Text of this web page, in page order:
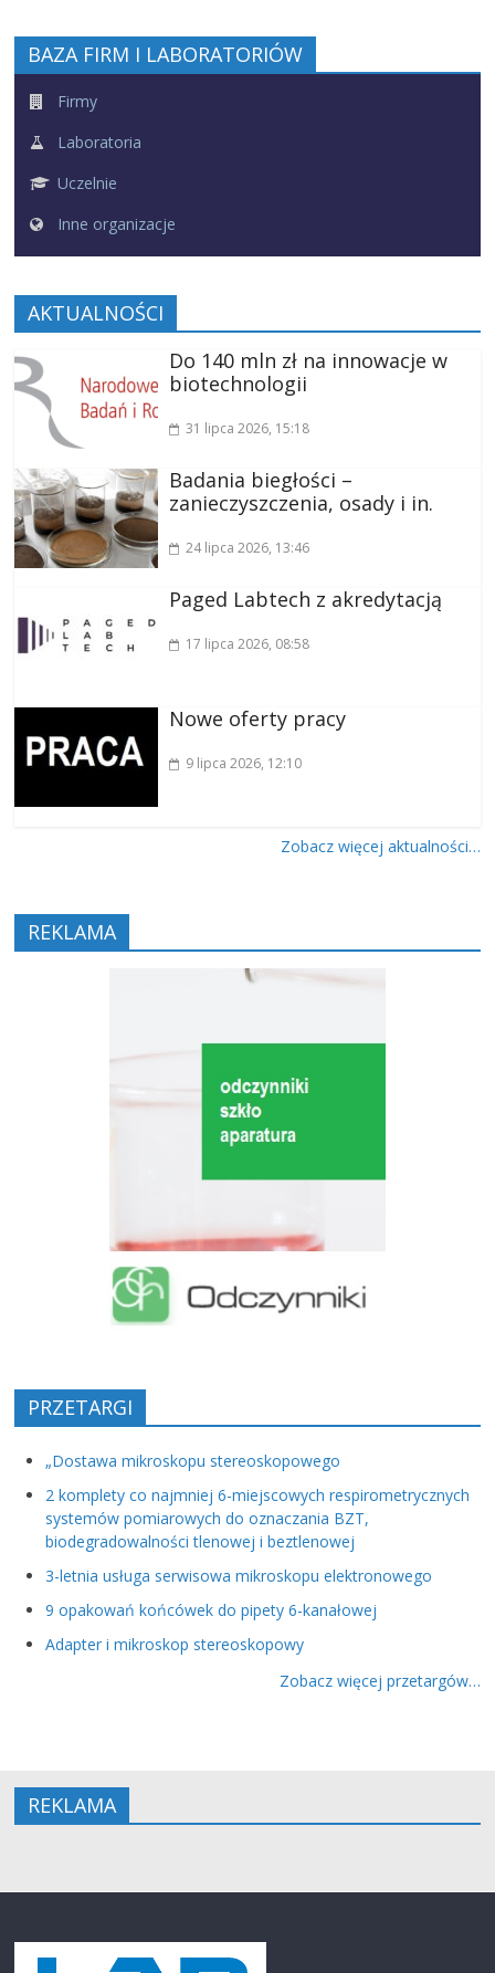
BAZA FIRM I LABORATORIÓW
Firmy
Laboratoria
Uczelnie
Inne organizacje
AKTUALNOŚCI
Do 140 mln zł na innowacje w
biotechnologii
31 lipca 2026, 15:18
Badania biegłości –
zanieczyszczenia, osady i in.
24 lipca 2026, 13:46
Paged Labtech z akredytacją
17 lipca 2026, 08:58
Nowe oferty pracy
9 lipca 2026, 12:10
Zobacz więcej aktualności…
REKLAMA
PRZETARGI
„Dostawa mikroskopu stereoskopowego
2 komplety co najmniej 6-miejscowych respirometrycznych
systemów pomiarowych do oznaczania BZT,
biodegradowalności tlenowej i beztlenowej
3-letnia usługa serwisowa mikroskopu elektronowego
9 opakowań końcówek do pipety 6-kanałowej
Adapter i mikroskop stereoskopowy
Zobacz więcej przetargów…
REKLAMA